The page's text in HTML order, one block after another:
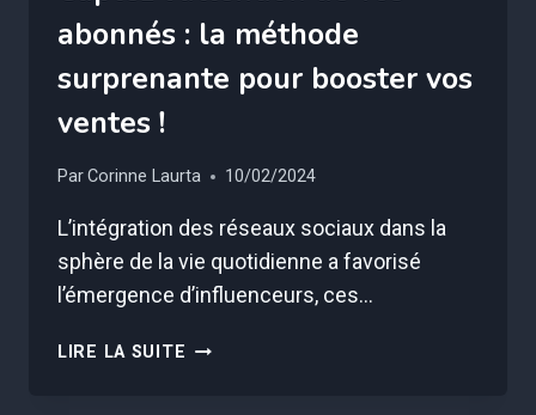
abonnés : la méthode
surprenante pour booster vos
ventes !
ParCorinne Laurta 10/02/2024
L’intégration des réseaux sociaux dans la
sphère de la vie quotidienne a favorisé
l’émergence d’influenceurs, ces…
LIRE LA SUITE CAPTEZ